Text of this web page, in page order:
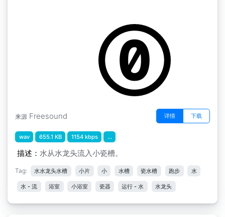
来源 Freesound 详情 下载
wav 655.1 KB 1154 kbps ...
描述： 水从水龙头流入小瓷槽。
Tag: 水水龙头水槽 小片 小 水槽 瓷水槽 跑步 水
水 - 流 浴室 小浴室 瓷器 运行 - 水 水龙头